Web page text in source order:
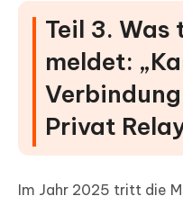
Teil 3. Was
meldet:
Privat
Im Jahr 2025 tritt die